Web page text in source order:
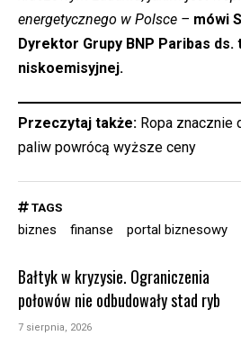
energetycznego w Polsce – mówi
Dyrektor Grupy BNP Paribas
niskoemisyjnej.
Przeczytaj także: Ropa znacznie
paliw powrócą wyższe ceny
TAGS
biznes finanse portal biznesowy
Bałtyk w kryzysie. Ograniczenia
połowów nie odbudowały stad ryb
7 sierpnia, 2026